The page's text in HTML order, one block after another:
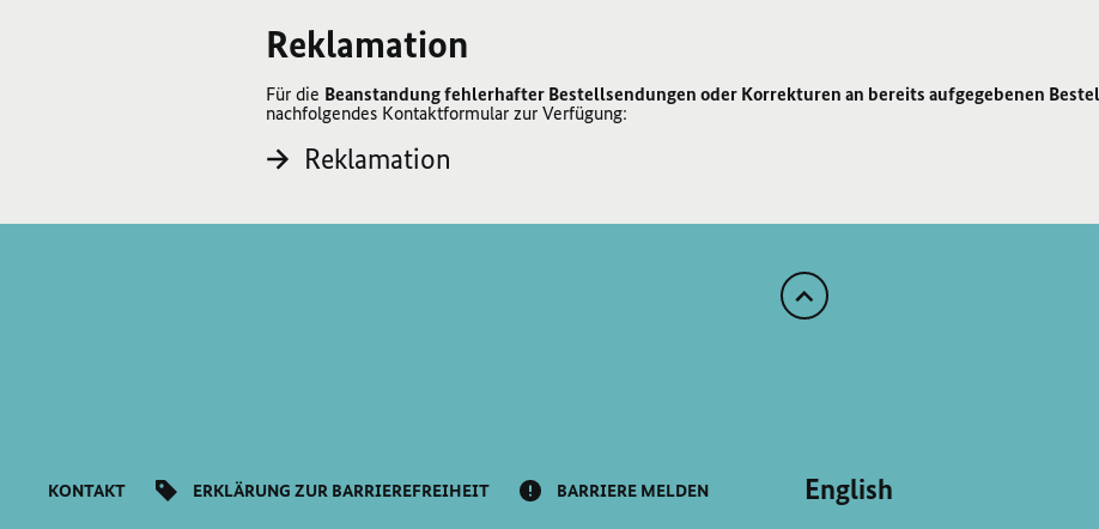
Reklamation
Für die Beanstandung fehlerhafter Bestellsendungen oder Korrekturen an bereits aufgegebenen
nachfolgendes Kontaktformular zur Verfügung:
Reklamation
Zum
KONTAKT ERKLÄRUNG ZUR BARRIEREFREIHEIT BARRIERE MELDEN English